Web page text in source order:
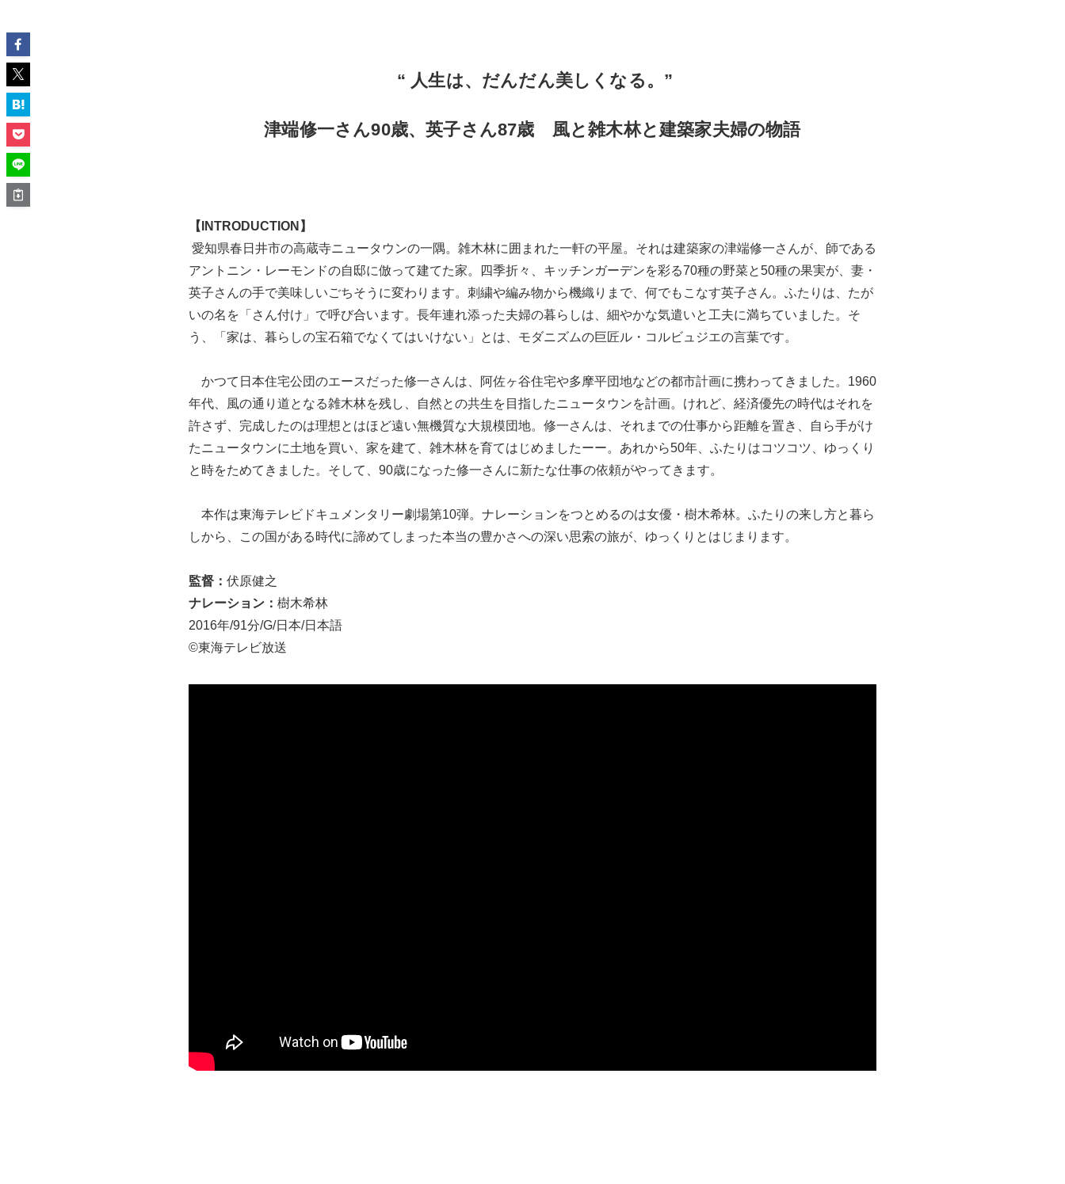
“ 人生は、だんだん美しくなる。”
津端修一さん90歳、英子さん87歳 風と雑木林と建築家夫婦の物語
【INTRODUCTION】
愛知県春日井市の高蔵寺ニュータウンの一隅。雑木林に囲まれた一軒の平屋。それは建築家の津端修一さんが、師である
アントニン・レーモンドの自邸に倣って建てた家。四季折々、キッチンガーデンを彩る70種の野菜と50種の果実が、妻・
英子さんの手で美味しいごちそうに変わります。刺繍や編み物から機織りまで、何でもこなす英子さん。ふたりは、たが
いの名を「さん付け」で呼び合います。長年連れ添った夫婦の暮らしは、細やかな気遣いと工夫に満ちていました。そ
う、「家は、暮らしの宝石箱でなくてはいけない」とは、モダニズムの巨匠ル・コルビュジエの言葉です。
かつて日本住宅公団のエースだった修一さんは、阿佐ヶ谷住宅や多摩平団地などの都市計画に携わってきました。1960
年代、風の通り道となる雑木林を残し、自然との共生を目指したニュータウンを計画。けれど、経済優先の時代はそれを
許さず、完成したのは理想とはほど遠い無機質な大規模団地。修一さんは、それまでの仕事から距離を置き、自ら手がけ
たニュータウンに土地を買い、家を建て、雑木林を育てはじめましたーー。あれから50年、ふたりはコツコツ、ゆっくり
と時をためてきました。そして、90歳になった修一さんに新たな仕事の依頼がやってきます。
本作は東海テレビドキュメンタリー劇場第10弾。ナレーションをつとめるのは女優・樹木希林。ふたりの来し方と暮ら
しから、この国がある時代に諦めてしまった本当の豊かさへの深い思索の旅が、ゆっくりとはじまります。
監督： 伏原健之
ナレーション： 樹木希林
2016年/91分/G/日本/日本語
©️東海テレビ放送